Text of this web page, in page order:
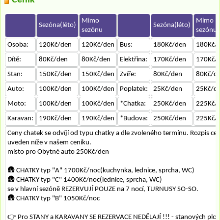
Sezóna(léto)
Mimo
sezónu
Sezóna(léto)
Mimo
sezónu
Osoba:
120Kč/den 120Kč/den Bus: 180Kč/den
180Kč/
Dítě:
80Kč/den 80Kč/den Elektřina: 170Kč/den
170Kč/
Stan:
150Kč/den 150Kč/den Zvíře: 80Kč/den
80Kč/
Auto:
100Kč/den 100Kč/den Poplatek: 25Kč/den
25Kč/
Moto:
100Kč/den 100Kč/den *Chatka: 250Kč/den
225Kč/
Karavan:
190Kč/den 190Kč/den *Budova: 250Kč/den
225Kč/
Ceny chatek se odvíjí od typu chatky a dle zvoleného termínu. Rozpis
uveden níže v našem ceníku.
místo pro Obytné auto 250Kč/den
🛖 CHATKY typ "A" 1700Kč/noc(kuchynka, lednice, sprcha, WC)
🛖 CHATKY typ "C" 1400Kč/noc(lednice, sprcha, WC)
se v hlavní sezóně REZERVUJÍ POUZE na 7 nocí, TURNUSY SO-SO.
🛖 CHATKY typ "B" 1050Kč/noc
👉 Pro STANY a KARAVANY SE REZERVACE NEDĚLAJÍ !!! - stanových